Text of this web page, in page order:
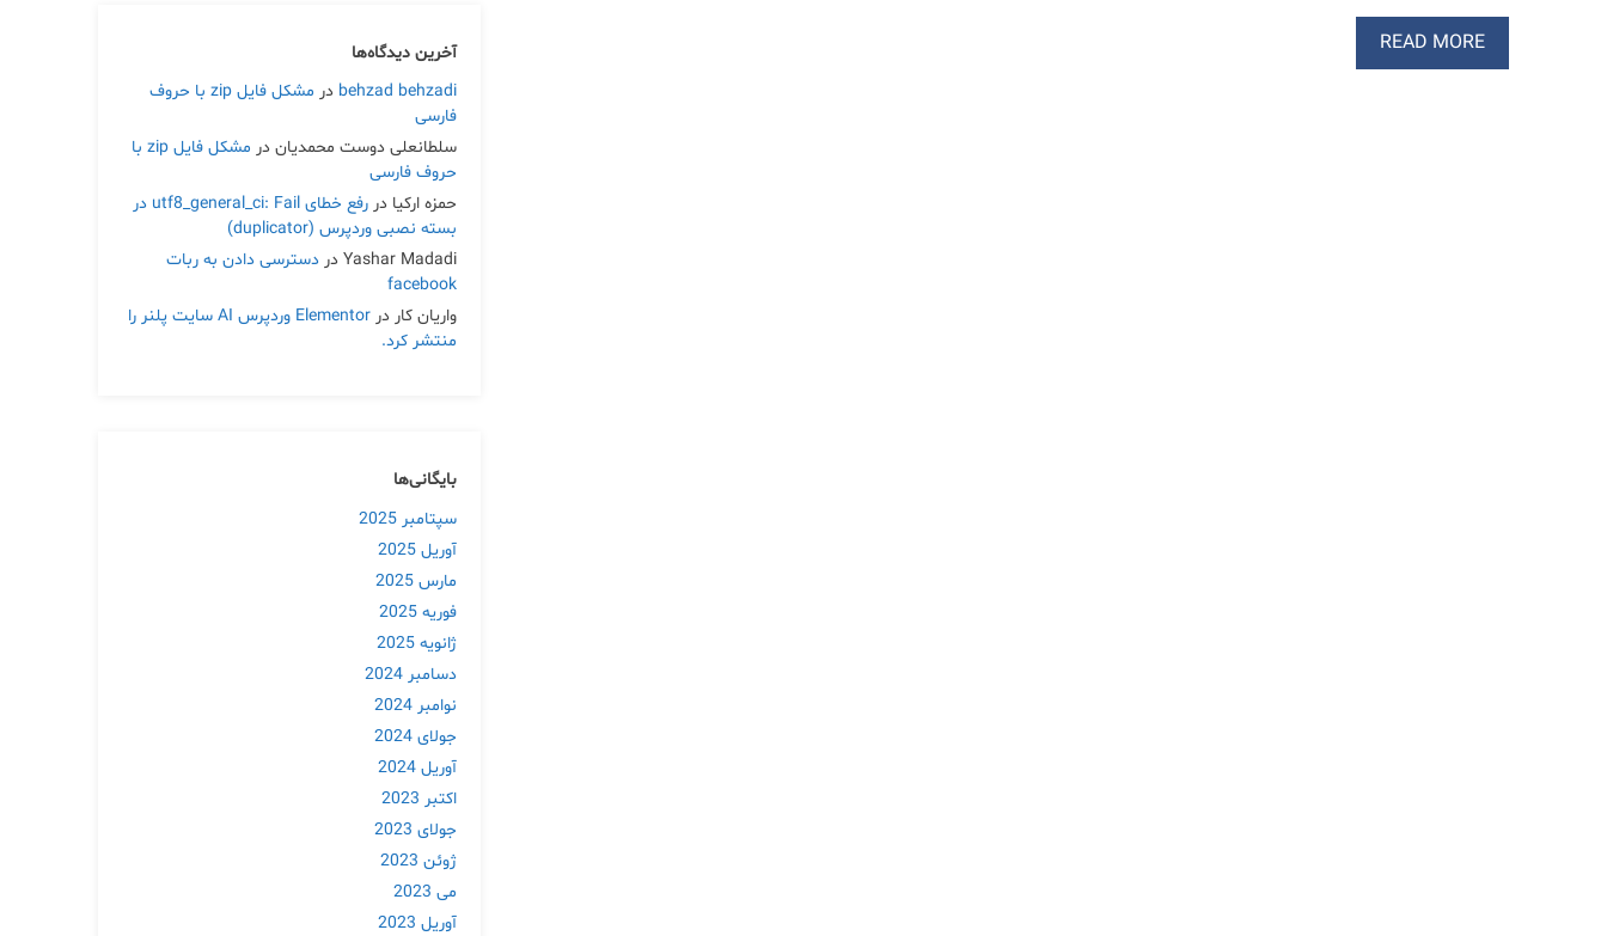
READ MORE
آخرین دیدگاه‌ها
behzad behzadi در
مشکل فایل zip با حروف
فارسی
سلطانعلی دوست محمدیان در
مشکل فایل zip با
حروف فارسی
حمزه ارکیا در
رفع خطای utf8_general_ci: Fail در
بسته نصبی وردپرس (duplicator)
Yashar Madadi در دسترسی دادن به ربات
facebook
واریان کار در
Elementor وردپرس AI سایت پلنر را
منتشر کرد.
بایگانی‌ها
سپتامبر 2025
آوریل 2025
مارس 2025
فوریه 2025
ژانویه 2025
دسامبر 2024
نوامبر 2024
جولای 2024
آوریل 2024
اکتبر 2023
جولای 2023
ژوئن 2023
می 2023
آوریل 2023